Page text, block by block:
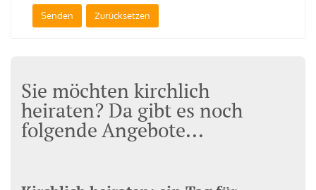
Sie möchten kirchlich
heiraten? Da gibt es noch
folgende Angebote...